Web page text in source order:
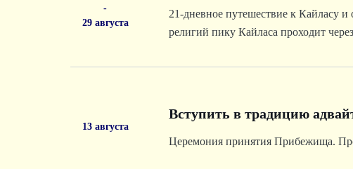
-
29 августа
21-дневное путешествие к Кайласу
религий пику Кайласа проходит
13 августа
Вступить в традицию
Церемония принятия Прибежища.